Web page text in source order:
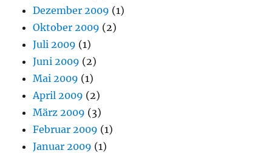
Dezember 2009 (1)
Oktober 2009 (2)
Juli 2009 (1)
Juni 2009 (2)
Mai 2009 (1)
April 2009 (2)
März 2009 (3)
Februar 2009 (1)
Januar 2009 (1)